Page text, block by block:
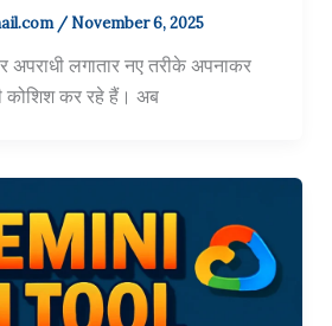
/November 6, 2025
लगातार नए तरीके अपनाकर
कोशिश कर रहे हैं। अब